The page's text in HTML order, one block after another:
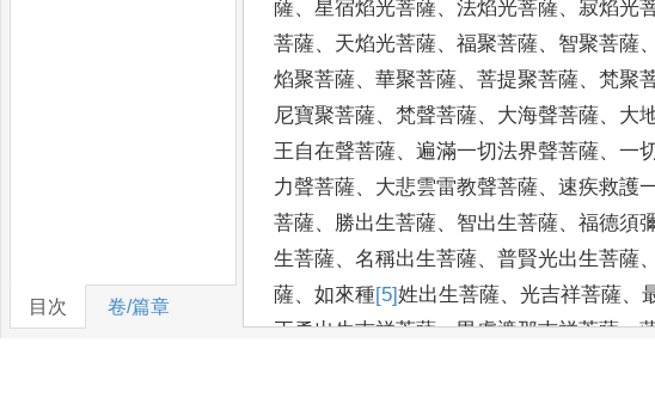
目次 卷/篇章
薩、 星宿焰光菩薩、 法焰光菩薩、 寂焰光
菩薩、 天焰光菩薩、 福聚菩薩、 智聚菩薩、
焰聚菩薩、 華聚菩薩、 菩提聚菩薩、 梵聚
尼寶聚菩薩、 梵聲菩薩、 大海聲菩薩、 大
王自在聲菩薩、 遍滿一切法界聲菩薩、 一
力聲菩薩、 大悲雲雷教聲菩薩、 速疾救護
菩薩、 勝出生菩薩、 智出生菩薩、 福德須
生菩薩、 名稱出生菩薩、 普賢光出生菩薩、
薩、 如來種[5]姓出生菩薩、 光吉祥菩薩、
正勇出生吉祥菩薩、毘盧遮那吉祥菩薩、